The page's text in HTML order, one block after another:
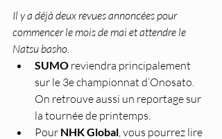
Il y a déjà deux revues annoncées pour
commencer le mois de mai et attendre le
Natsu basho.
SUMO reviendra principalement
sur le 3e championnat d’Onosato.
On retrouve aussi un reportage sur
la tournée de printemps.
Pour NHK Global, vous pourrez lire